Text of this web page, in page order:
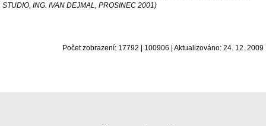
STUDIO, ING. IVAN DEJMAL, PROSINEC 2001)
Počet zobrazení: 17792 | 100906 | Aktualizováno: 24. 12. 2009